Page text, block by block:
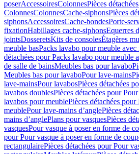
poserAccessoiresColonnesPièces
ColonnesColonnesCache-siphonsPièces
siphonsAccessoiresCache-bondesPorte-
fixationHabillages cache-siphonsEquerres
jointsDosseretsKits de consolesÉtagères
meuble basPacks lavabo pour meuble avec
détachées pour Packs lavabo pour meuble
de salle de bainsMeubles bas pour lavabo
Meubles bas pour lavaboPour lave-mains
lave-mainsPour lavabosPièces détachées
lavabos doublesPièces détachées pour
lavabos pour meublePièces détachées
meublePour lave-mains d’anglePièces
mains d’anglePlans pour vasquesPièces
vasquesPour vasque à poser en forme de
pour Pour vasque à poser en forme de
rectangulairePièces détachées pour Pour